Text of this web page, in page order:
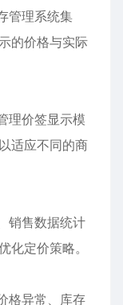
管理系统集
的价格与实际
理价签显示模
适应不同的商
销售数据统计
化定价策略。
格异常、库存